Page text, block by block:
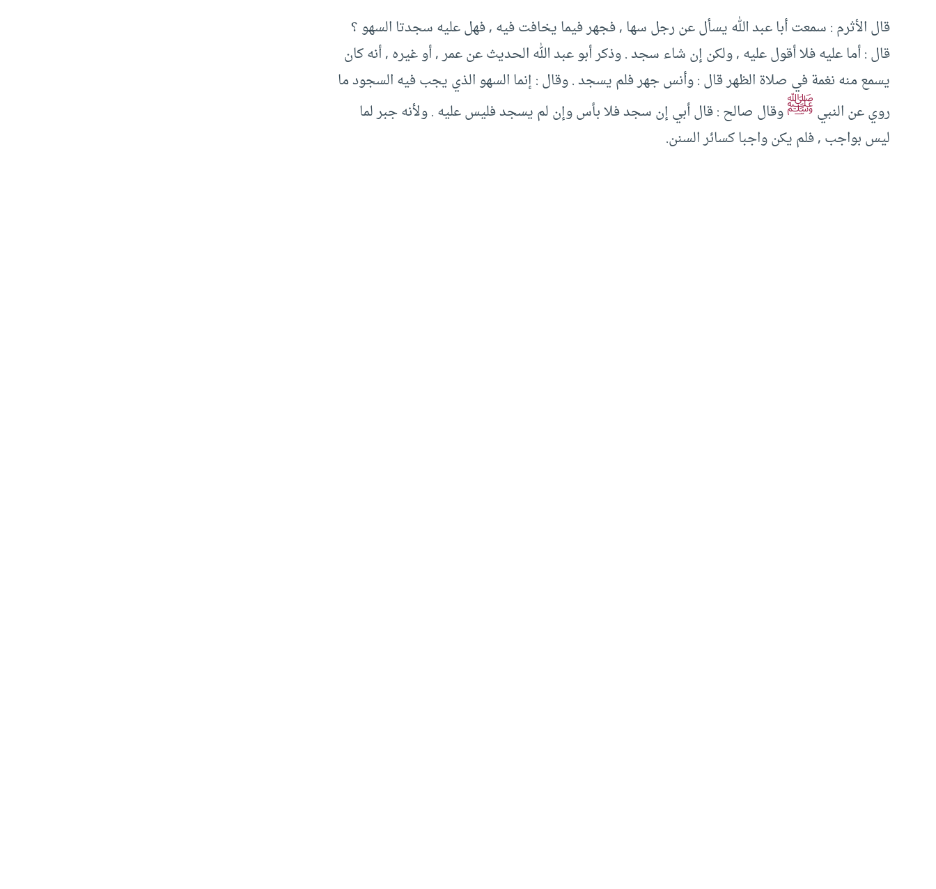
قال الأثرم : سمعت أبا عبد الله يسأل عن رجل سها , فجهر فيما يخافت فيه , فهل عليه سجدتا السهو ؟
قال : أما عليه فلا أقول عليه , ولكن إن شاء سجد . وذكر أبو عبد الله الحديث عن عمر , أو غيره , أنه كان
يسمع منه نغمة في صلاة الظهر قال : وأنس جهر فلم يسجد . وقال : إنما السهو الذي يجب فيه السجود ما
روي عن النبيﷺوقال صالح : قال أبي إن سجد فلا بأس وإن لم يسجد فليس عليه . ولأنه جبر لما
ليس بواجب , فلم يكن واجبا كسائر السنن.